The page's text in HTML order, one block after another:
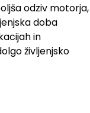
odziv motorja,
doba
in
življenjsko